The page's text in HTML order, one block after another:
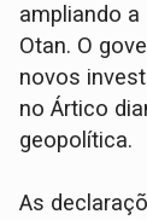
ampliando
Otan. O
novos
no Ártico
geopolítica.
As